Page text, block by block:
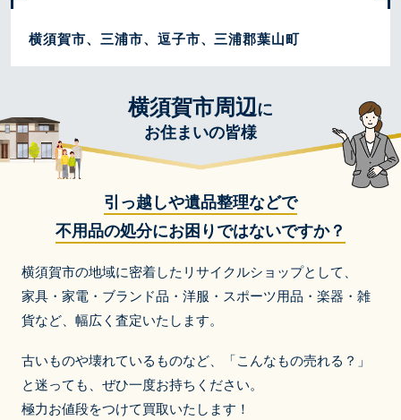
横須賀市、三浦市、逗子市、三浦郡葉山町
横須賀市周辺に
お住まいの皆様
引っ越しや遺品整理などで
不用品の処分にお困りではないですか？
横須賀市の地域に密着したリサイクルショップとして、
家具・家電・ブランド品・洋服・スポーツ用品・楽器・雑
貨など、 幅広く査定いたします。
古いものや壊れているものなど、「こんなもの売れる？」
と迷っても、ぜひ一度お持ちください。
極力お値段をつけて買取いたします！